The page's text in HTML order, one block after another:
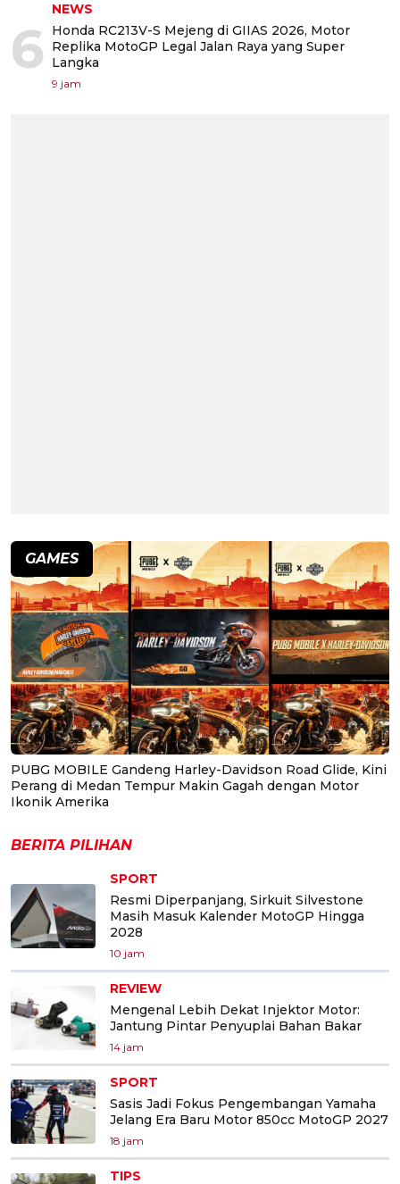
6
NEWS
Honda RC213V-S Mejeng di GIIAS 2026, Motor
Replika MotoGP Legal Jalan Raya yang Super
Langka
9 jam
GAMES
PUBG MOBILE Gandeng Harley-Davidson Road Glide, Kini
Perang di Medan Tempur Makin Gagah dengan Motor
Ikonik Amerika
BERITA PILIHAN
SPORT
Resmi Diperpanjang, Sirkuit Silvestone
Masih Masuk Kalender MotoGP Hingga
2028
10 jam
REVIEW
Mengenal Lebih Dekat Injektor Motor:
Jantung Pintar Penyuplai Bahan Bakar
14 jam
SPORT
Sasis Jadi Fokus Pengembangan Yamaha
Jelang Era Baru Motor 850cc MotoGP 2027
18 jam
TIPS